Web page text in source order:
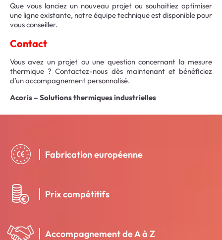
Que vous lanciez un nouveau projet ou souhaitiez optimiser
une ligne existante, notre équipe technique est disponible pour
vous conseiller.
Contact
Vous avez un projet ou une question concernant la mesure
thermique ? Contactez-nous dès maintenant et bénéficiez
d’un accompagnement personnalisé.
Acoris – Solutions thermiques industrielles
Fabrication européenne
Prix compétitifs
Accompagnement de A à Z